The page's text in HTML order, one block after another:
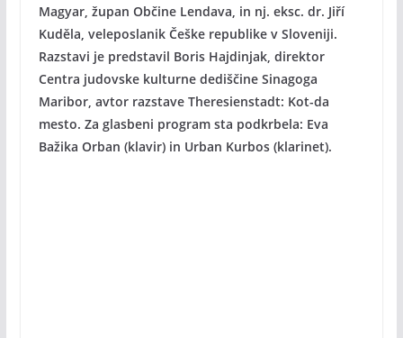
Magyar, župan Občine Lendava, in nj. eksc. dr. Jiří
Kuděla, veleposlanik Češke republike v Sloveniji.
Razstavi je predstavil Boris Hajdinjak, direktor
Centra judovske kulturne dediščine Sinagoga
Maribor, avtor razstave Theresienstadt: Kot-da
mesto. Za glasbeni program sta podkrbela: Eva
Bažika Orban (klavir) in Urban Kurbos (klarinet).